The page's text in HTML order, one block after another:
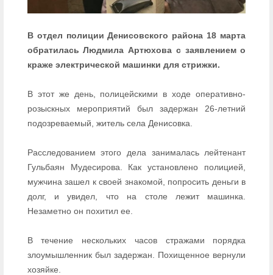
В отдел полиции Денисовского района 18 марта
обратилась Людмила Артюхова с заявлением о
краже электрической машинки для стрижки.
В этот же день, полицейскими в ходе оперативно-
розыскных мероприятий был задержан 26-летний
подозреваемый, житель села Денисовка.
Расследованием этого дела занималась лейтенант
Гульбаян Мудесирова. Как установлено полицией,
мужчина зашел к своей знакомой, попросить деньги в
долг, и увидел, что на столе лежит машинка.
Незаметно он похитил ее.
В течение нескольких часов стражами порядка
злоумышленник был задержан. Похищенное вернули
хозяйке.